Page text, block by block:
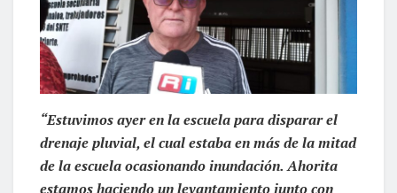
“Estuvimos ayer en la escuela para disparar el
drenaje pluvial, el cual estaba en más de la mitad
de la escuela ocasionando inundación. Ahorita
estamos haciendo un levantamiento junto con